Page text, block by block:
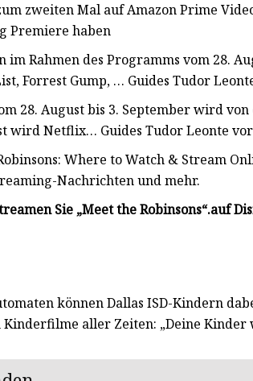
zweiten Mal auf Amazon Prime
Premiere haben
Rahmen des Programms vom 28.
Forrest Gump, … Guides Tudor
28. August bis 3. September wird
wird Netflix… Guides Tudor Leonte
Where to Watch & Stream
Nachrichten und mehr.
Sie „Meet the Robinsons“.auf
können Dallas ISD-Kindern
Kinderfilme aller Zeiten: „Deine